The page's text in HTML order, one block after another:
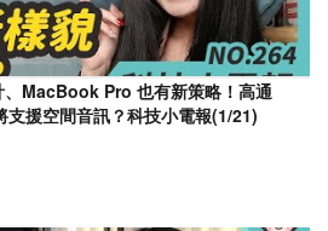
MacBook Pro 也有新策略！高通
援空間音訊？科技小電報(1/21)